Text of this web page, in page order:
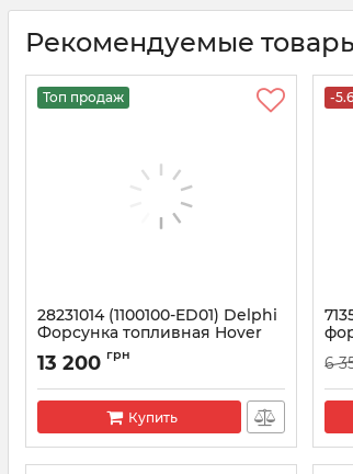
Рекомендуемые
Топ продаж
28231014 (1100100-ED01) Delphi
Форсунка топливная Hover
H5 2.0 дизель
Артикул: 28231014
13 200 грн
Купить
-
6